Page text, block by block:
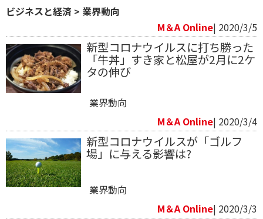
ビジネスと経済 > 業界動向
M＆A Online| 2020/3/5
新型コロナウイルスに打ち勝った
「牛丼」すき家と松屋が2月に2ケ
タの伸び
業界動向
M＆A Online| 2020/3/4
新型コロナウイルスが「ゴルフ
場」に与える影響は?
業界動向
M＆A Online| 2020/3/3